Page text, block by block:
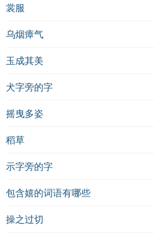
裳服
乌烟瘴气
玉成其美
犬字旁的字
摇曳多姿
稻草
示字旁的字
包含嬉的词语有哪些
操之过切